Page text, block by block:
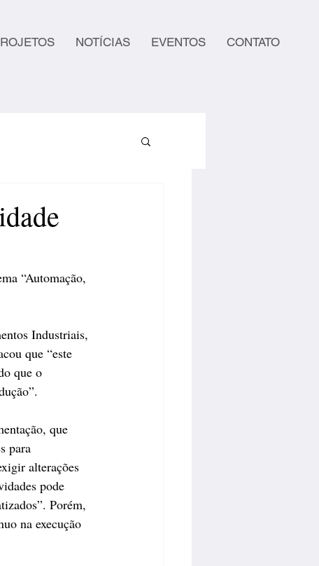
NOTÍCIAS EVENTOS CONTATO
“Automação,
Industriais,
que “este
que o
que
para
pode
Porém,
na execução